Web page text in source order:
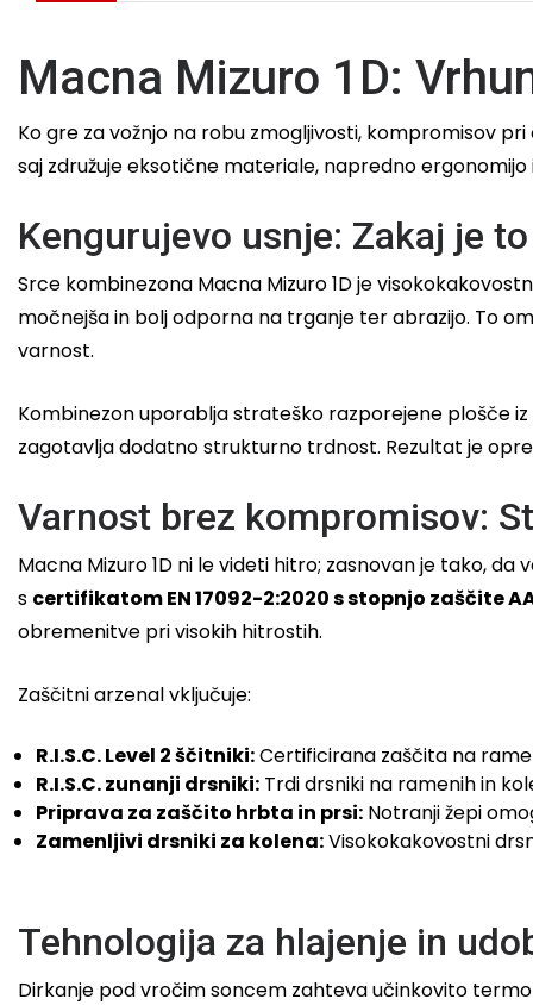
Macna Mizuro 1D:
Ko gre za vožnjo na robu zmogljivosti, kompromisov
saj združuje eksotične materiale, napredno
Kengurujevo usnje: Zakaj je
Srce kombinezona Macna Mizuro 1D je
močnejša in bolj odporna na trganje ter abrazijo. To
varnost.
Kombinezon uporablja strateško razporejene plošče
zagotavlja dodatno strukturno trdnost. Rezultat je
Varnost brez kompromisov:
Macna Mizuro 1D ni le videti hitro; zasnovan je tako,
s certifikatom EN 17092-2:2020 s stopnjo zaščite
obremenitve pri visokih hitrostih.
Zaščitni arzenal vključuje:
R.I.S.C. Level 2 ščitniki:Certificirana zaščita na
R.I.S.C. zunanji drsniki: Trdi drsniki na ramenih in
Priprava za zaščito hrbta in prsi: Notranji žepi
Zamenljivi drsniki za kolena:Visokokakovostni
Tehnologija za hlajenje in
Dirkanje pod vročim soncem zahteva učinkovito